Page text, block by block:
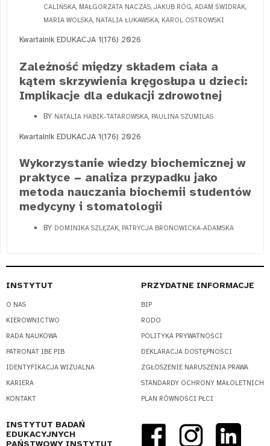
CALIŃSKA, MAŁGORZATA NACZAS, JAKUB RÓG, ADAM ŚWIDRAK,
MARIA WOLSKA, NATALIA ŁUKAWSKA, KAROL OSTROWSKI
Kwartalnik EDUKACJA 1(176) 2026
Zależność między składem ciała a
kątem skrzywienia kręgosłupa u dzieci:
Implikacje dla edukacji zdrowotnej
BY NATALIA HABIK-TATAROWSKA, PAULINA SZUMILAS
Kwartalnik EDUKACJA 1(176) 2026
Wykorzystanie wiedzy biochemicznej w
praktyce − analiza przypadku jako
metoda nauczania biochemii studentów
medycyny i stomatologii
BY DOMINIKA SZLĘZAK, PATRYCJA BRONOWICKA-ADAMSKA
INSTYTUT
O NAS
KIEROWNICTWO
RADA NAUKOWA
PATRONAT IBE PIB
IDENTYFIKACJA WIZUALNA
KARIERA
KONTAKT
PRZYDATNE INFORMACJE
BIP
RODO
POLITYKA PRYWATNOŚCI
DEKLARACJA DOSTĘPNOŚCI
ZGŁOSZENIE NARUSZENIA PRAWA
STANDARDY OCHRONY MAŁOLETNICH
PLAN RÓWNOŚCI PŁCI
INSTYTUT BADAŃ
EDUKACYJNYCH
PAŃSTWOWY INSTYTUT